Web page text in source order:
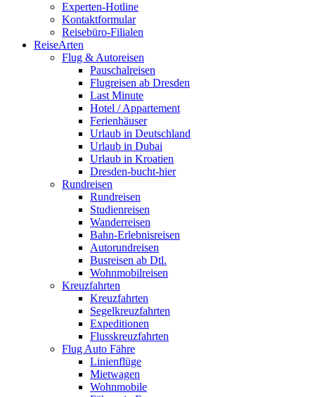
Experten-Hotline
Kontaktformular
Reisebüro-Filialen
ReiseArten
Flug & Autoreisen
Pauschalreisen
Flugreisen ab Dresden
Last Minute
Hotel / Appartement
Ferienhäuser
Urlaub in Deutschland
Urlaub in Dubai
Urlaub in Kroatien
Dresden-bucht-hier
Rundreisen
Rundreisen
Studienreisen
Wanderreisen
Bahn-Erlebnisreisen
Autorundreisen
Busreisen ab Dtl.
Wohnmobilreisen
Kreuzfahrten
Kreuzfahrten
Segelkreuzfahrten
Expeditionen
Flusskreuzfahrten
Flug Auto Fähre
Linienflüge
Mietwagen
Wohnmobile